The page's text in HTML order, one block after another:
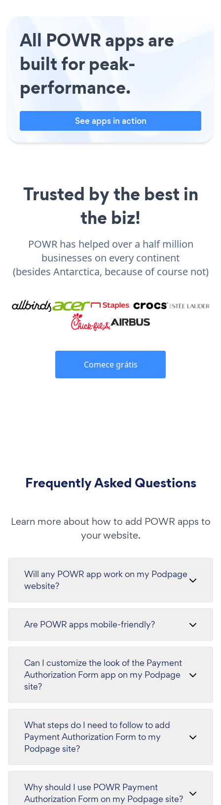
All POWR apps are
built for peak-
performance.
See apps in action
Trusted by the best in
the biz!
POWR has helped over a half million
businesses on every continent
(besides Antarctica, because of course not)
Comece grátis
Frequently Asked Questions
Learn more about how to add POWR apps to
your website.
Will any POWR app work on my Podpage
website?
Are POWR apps mobile-friendly?
Can I customize the look of the Payment
Authorization Form app on my Podpage
site?
What steps do I need to follow to add
Payment Authorization Form to my
Podpage site?
Why should I use POWR Payment
Authorization Form on my Podpage site?